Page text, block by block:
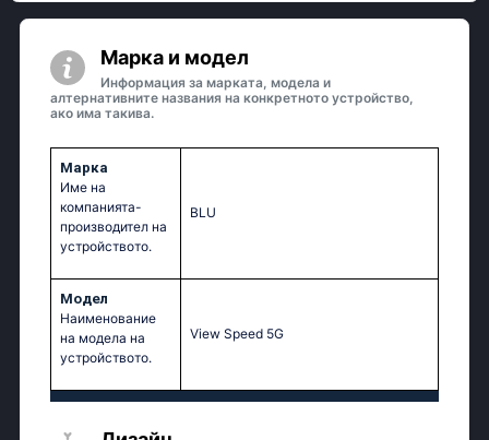
Марка и модел
Информация за марката, модела и
алтернативните названия на конкретното устройство,
ако има такива.
Марка
Име на
компанията-
производител на
устройството.
BLU
Модел
Наименование
на модела на
устройството.
View Speed 5G